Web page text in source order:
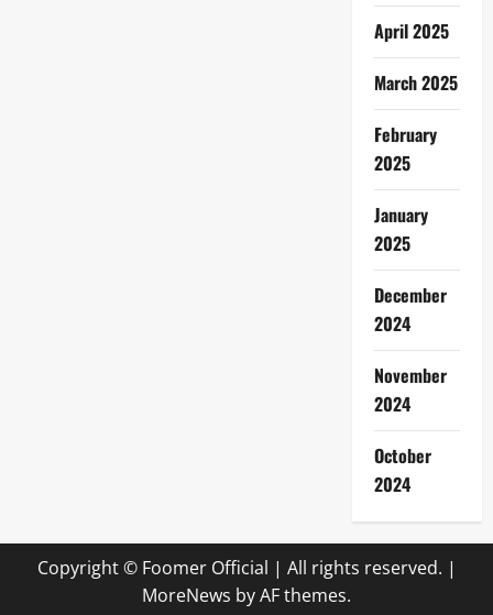
April 2025
March 2025
February
2025
January
2025
December
2024
November
2024
October
2024
Copyright © Foomer Official | All rights reserved. |
MoreNews by AF themes.